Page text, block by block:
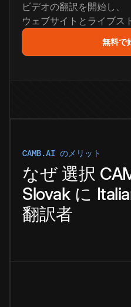
ビデオの翻訳を開始し、
ウェブサイトとライブス
無料で
CAMB.AI のメリット
なぜ 選択
Slovak に
翻訳者